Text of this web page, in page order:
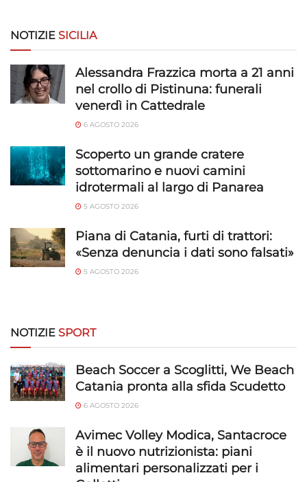
richieste attivamente.
Garantire la sicurezza, prevenire e
rilevare frodi, correggere errori, Erogare
e presentare pubblicità e contenuto,
NOTIZIE SICILIA
Alessandra Frazzica morta a 21 anni
nel crollo di Pistinuna: funerali
venerdì in Cattedrale
6 AGOSTO 2026
Scoperto un grande cratere
sottomarino e nuovi camini
idrotermali al largo di Panarea
5 AGOSTO 2026
Piana di Catania, furti di trattori:
«Senza denuncia i dati sono falsati»
5 AGOSTO 2026
NOTIZIE SPORT
Beach Soccer a Scoglitti, We Beach
Catania pronta alla sfida Scudetto
6 AGOSTO 2026
Avimec Volley Modica, Santacroce
è il nuovo nutrizionista: piani
alimentari personalizzati per i